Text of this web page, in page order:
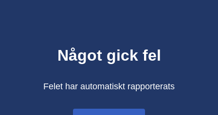
Något gick fel
Felet har automatiskt rapporterats